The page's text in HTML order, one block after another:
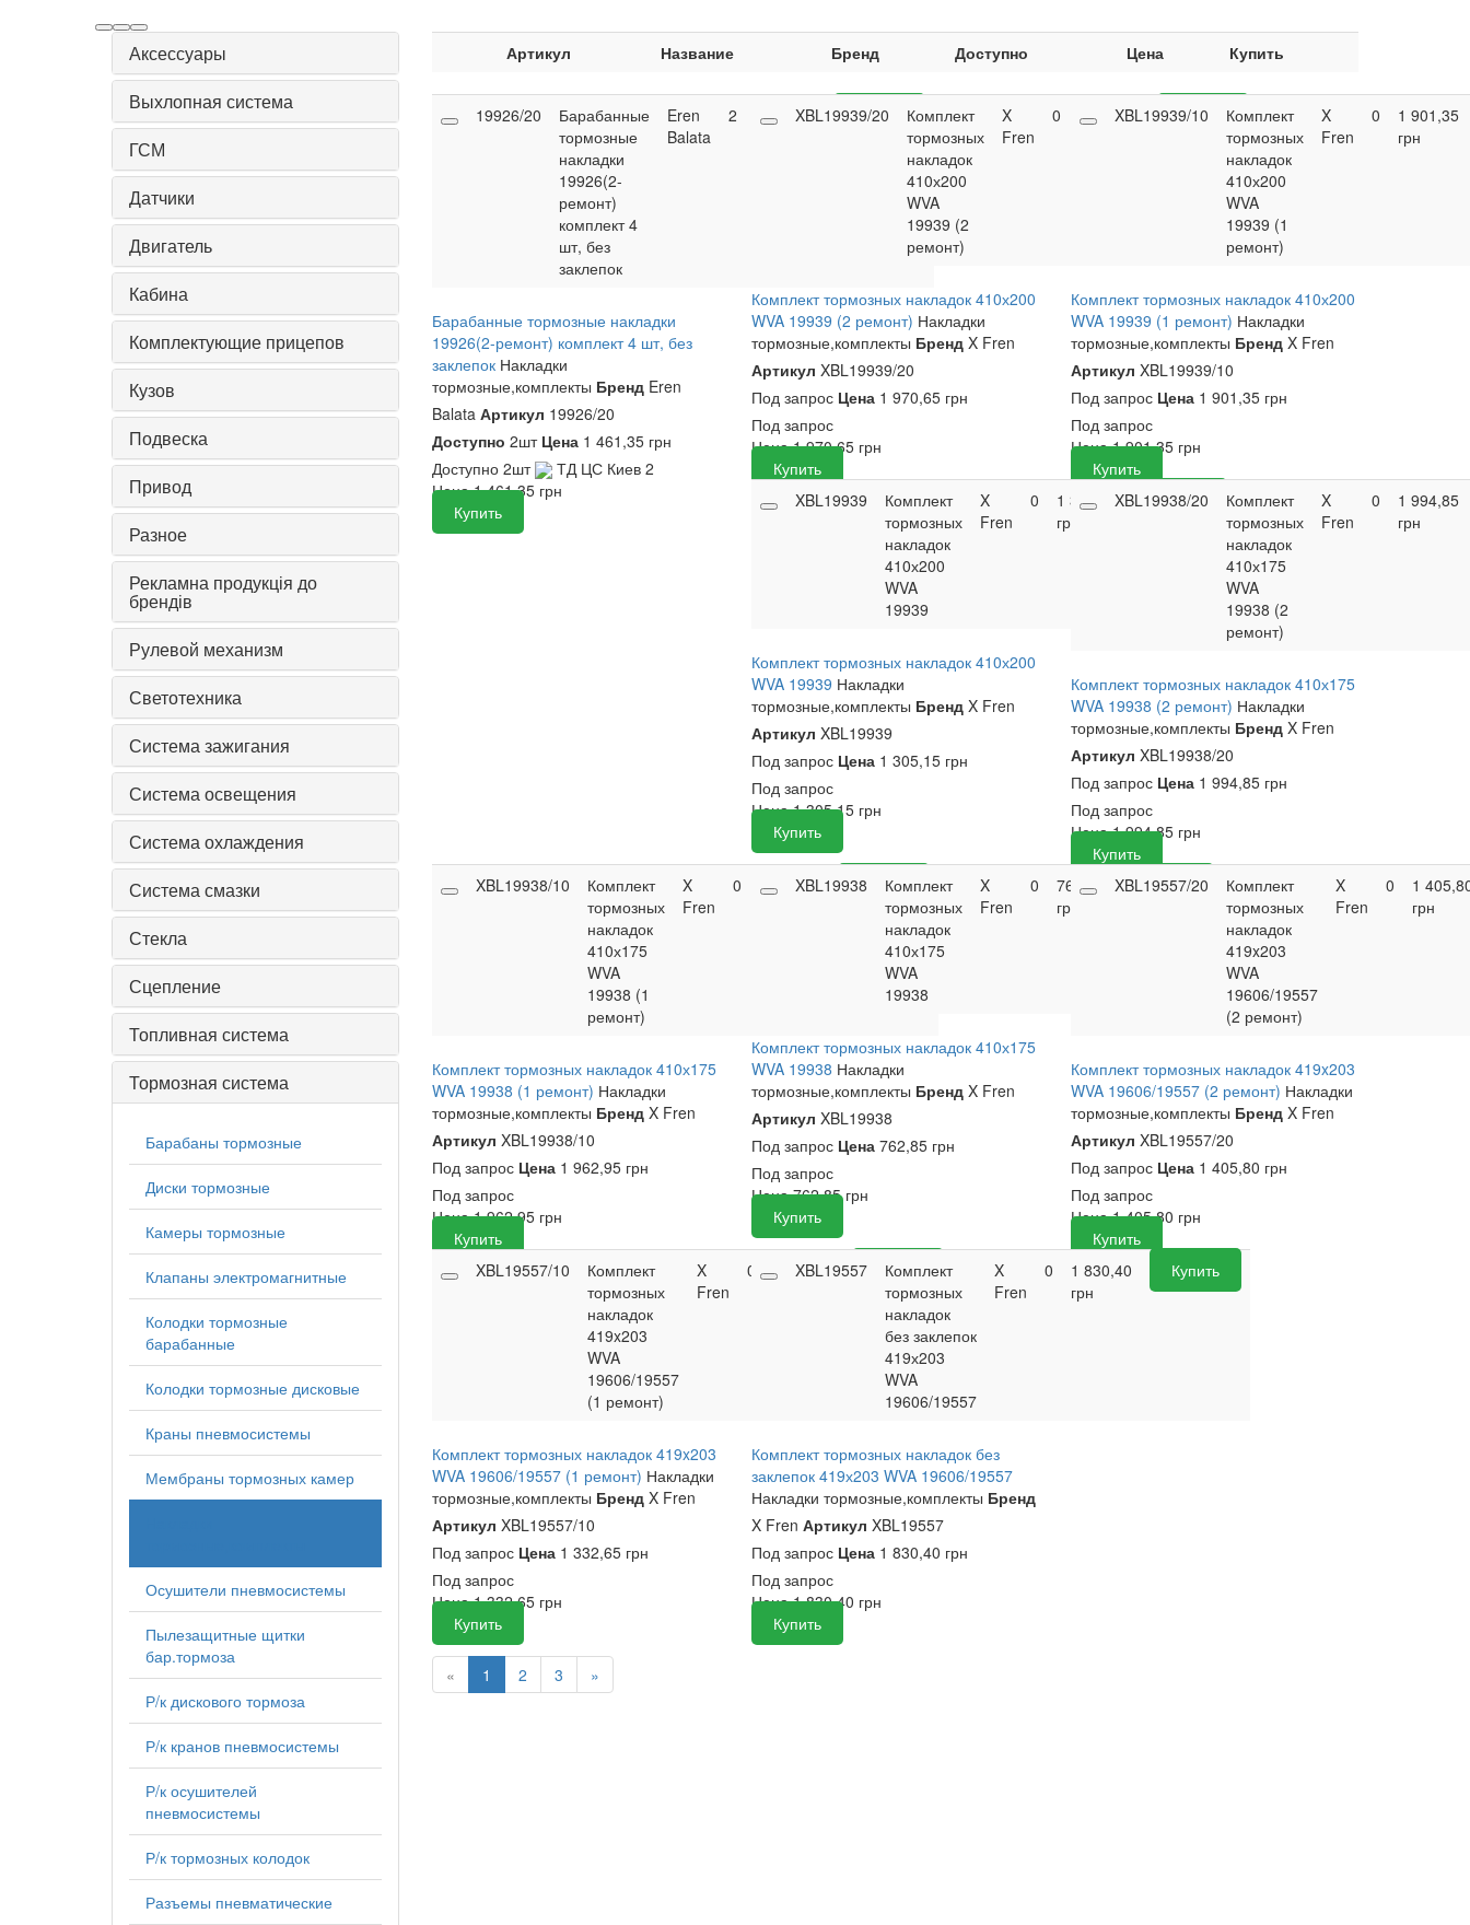
Аксессуары
Выхлопная система
ГСМ
Датчики
Двигатель
Кабина
Комплектующие прицепов
Кузов
Подвеска
Привод
Разное
Рекламна продукція до
брендів
Рулевой механизм
Светотехника
Система зажигания
Система освещения
Система охлаждения
Система смазки
Стекла
Сцепление
Топливная система
Тормозная система
Барабаны тормозные
Диски тормозные
Камеры тормозные
Клапаны электромагнитные
Колодки тормозные
барабанные
Колодки тормозные дисковые
Краны пневмосистемы
Мембраны тормозных камер
Осушители пневмосистемы
Пылезащитные щитки
бар.тормоза
Р/к дискового тормоза
Р/к кранов пневмосистемы
Р/к осушителей
пневмосистемы
Р/к тормозных колодок
Разъемы пневматические
Артикул Название Бренд Доступно Цена Купить
19926/20
Барабанные
тормозные
накладки
19926(2-
ремонт)
комплект 4
шт, без
заклепок
Eren
Balata
2
1 461,35
Купить
Барабанные тормозные накладки
19926(2-ремонт) комплект 4 шт, без
заклепок Накладки
тормозные,комплекты БрендEren
Balata Артикул 19926/20
Доступно 2шт Цена1 461,35 грн
Доступно 2шт ТД ЦС Киев 2
Цена 1 461,35 грн
Купить
XBL19939/20
Комплект
тормозных
накладок
410х200
WVA
19939 (2
ремонт)
X
Fren
0
1 970,65
Купить
Комплект тормозных накладок 410х200
WVA 19939 (2 ремонт) Накладки
тормозные,комплекты БрендX Fren
Артикул XBL19939/20
Под запрос Цена1 970,65 грн
Под запрос
Цена 1 970,65 грн
Купить
XBL19939/10
Комплект
тормозных
накладок
410х200
WVA
19939 (1
ремонт)
X
Fren
0
1 901,35
грн
Комплект тормозных накладок 410х200
WVA 19939 (1 ремонт) Накладки
тормозные,комплекты Бренд X Fren
Артикул XBL19939/10
Под запрос Цена 1 901,35 грн
Под запрос
Цена 1 901,35 грн
Купить
XBL19939
Комплект
тормозных
накладок
410х200
WVA
19939
X
Fren
0
1 305,15
грн
Купить
Комплект тормозных накладок 410х200
WVA 19939 Накладки
тормозные,комплекты БрендX Fren
Артикул XBL19939
Под запрос Цена1 305,15 грн
Под запрос
Цена 1 305,15 грн
Купить
XBL19938/20
Комплект
тормозных
накладок
410х175
WVA
19938 (2
ремонт)
X
Fren
0
1 994,85
грн
Комплект тормозных накладок 410х175
WVA 19938 (2 ремонт) Накладки
тормозные,комплекты Бренд X Fren
Артикул XBL19938/20
Под запрос Цена 1 994,85 грн
Под запрос
Цена 1 994,85 грн
Купить
XBL19938/10
Комплект
тормозных
накладок
410х175
WVA
19938 (1
ремонт)
X
Fren
0
1 962,95
Купить
Комплект тормозных накладок 410х175
WVA 19938 (1 ремонт) Накладки
тормозные,комплекты БрендX Fren
Артикул XBL19938/10
Под запрос Цена1 962,95 грн
Под запрос
Цена 1 962,95 грн
Купить
XBL19938
Комплект
тормозных
накладок
410х175
WVA
19938
X
Fren
0
762,85
грн
Купить
Комплект тормозных накладок 410х175
WVA 19938 Накладки
тормозные,комплекты БрендX Fren
Артикул XBL19938
Под запрос Цена762,85 грн
Под запрос
Цена 762,85грн
Купить
XBL19557/20
Комплект
тормозных
накладок
419x203
WVA
19606/19557
(2 ремонт)
X
Fren
0
1
грн
Комплект тормозных накладок 419x203
WVA 19606/19557 (2 ремонт) Накладки
тормозные,комплекты Бренд X Fren
Артикул XBL19557/20
Под запрос Цена 1 405,80 грн
Под запрос
Цена 1 405,80 грн
Купить
XBL19557/10
Комплект
тормозных
накладок
419x203
WVA
19606/19557
(1 ремонт)
X
Fren
0
1 332,65
Купить
Комплект тормозных накладок 419x203
WVA 19606/19557 (1 ремонт) Накладки
тормозные,комплекты БрендX Fren
Артикул XBL19557/10
Под запрос Цена1 332,65 грн
Под запрос
Цена 1 332,65 грн
Купить
XBL19557
Комплект
тормозных
накладок
без заклепок
419х203
WVA
19606/19557
X
Fren
0
1 830,40
грн
Купить
Комплект тормозных накладок без
заклепок 419х203 WVA 19606/19557
Накладки тормозные,комплекты Бренд
X Fren Артикул XBL19557
Под запрос Цена1 830,40 грн
Под запрос
Цена 1 830,40 грн
Купить
« 1 2 3 »